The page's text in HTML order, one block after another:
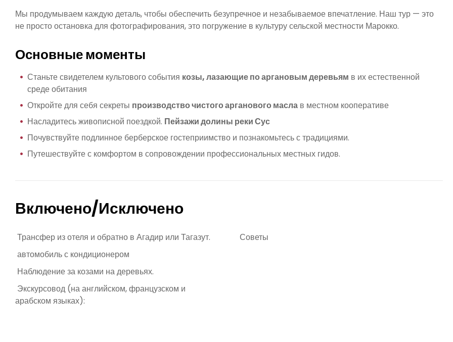
Мы продумываем каждую деталь, чтобы обеспечить безупречное и незабываемое впечатление. Наш тур — это
не просто остановка для фотографирования, это погружение в культуру сельской местности Марокко.
Основные моменты
Станьте свидетелем культового события козы, лазающие по аргановым деревьям в их естественной
среде обитания
Откройте для себя секреты производство чистого арганового масла в местном кооперативе
Насладитесь живописной поездкой. Пейзажи долины реки Сус
Почувствуйте подлинное берберское гостеприимство и познакомьтесь с традициями.
Путешествуйте с комфортом в сопровождении профессиональных местных гидов.
Включено/Исключено
Трансфер из отеля и обратно в Агадир или Тагазут.
автомобиль с кондиционером
Наблюдение за козами на деревьях.
Экскурсовод (на английском, французском и
арабском языках):
Советы